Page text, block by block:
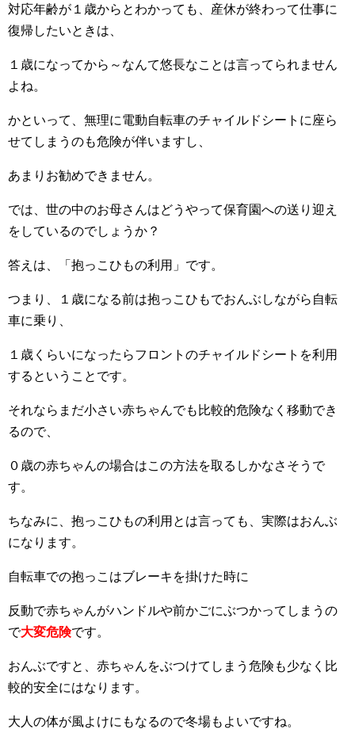
対応年齢が１歳からとわかっても、産休が終わって仕事に
復帰したいときは、
１歳になってから～なんて悠長なことは言ってられません
よね。
かといって、無理に電動自転車のチャイルドシートに座ら
せてしまうのも危険が伴いますし、
あまりお勧めできません。
では、世の中のお母さんはどうやって保育園への送り迎え
をしているのでしょうか？
答えは、「抱っこひもの利用」です。
つまり、１歳になる前は抱っこひもでおんぶしながら自転
車に乗り、
１歳くらいになったらフロントのチャイルドシートを利用
するということです。
それならまだ小さい赤ちゃんでも比較的危険なく移動でき
るので、
０歳の赤ちゃんの場合はこの方法を取るしかなさそうで
す。
ちなみに、抱っこひもの利用とは言っても、実際はおんぶ
になります。
自転車での抱っこはブレーキを掛けた時に
反動で赤ちゃんがハンドルや前かごにぶつかってしまうの
で大変危険です。
おんぶですと、赤ちゃんをぶつけてしまう危険も少なく比
較的安全にはなります。
大人の体が風よけにもなるので冬場もよいですね。